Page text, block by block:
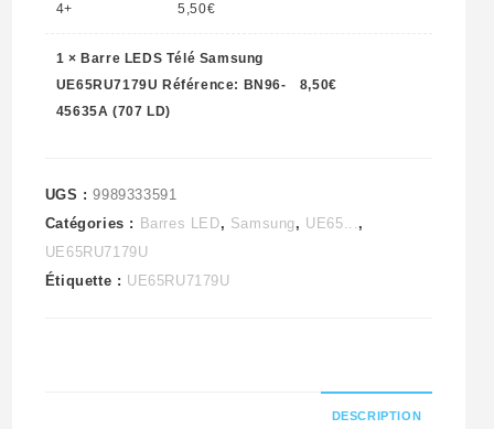
Référence:
BN96-
45635A
(707
4+ 5,50€
1 × Barre LEDS Télé Samsung
UE65RU7179U Référence: BN96-
45635A (707 LD)
8,50€
UGS :9989333591
Catégories : Barres LED, Samsung, UE65...,
UE65RU7179U
Étiquette : UE65RU7179U
DESCRIPTION